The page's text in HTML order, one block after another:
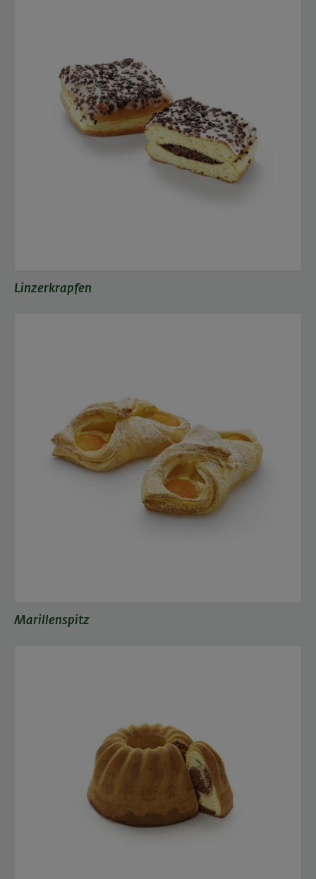
Linzerkrapfen
Marillenspitz